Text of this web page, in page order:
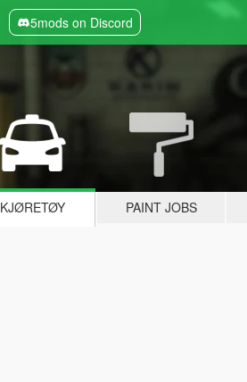
5mods on Discord
KJØRETØY PAINT JOBS